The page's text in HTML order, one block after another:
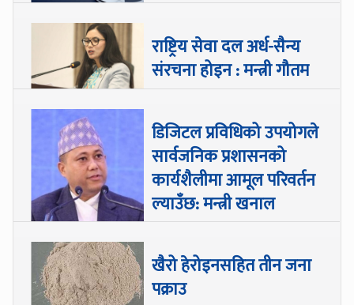
राष्ट्रिय सेवा दल अर्ध-सैन्य
संरचना होइन : मन्त्री गौतम
डिजिटल प्रविधिको उपयोगले
सार्वजनिक प्रशासनको
कार्यशैलीमा आमूल परिवर्तन
ल्याउँछ: मन्त्री खनाल
खैरो हेरोइनसहित तीन जना
पक्राउ